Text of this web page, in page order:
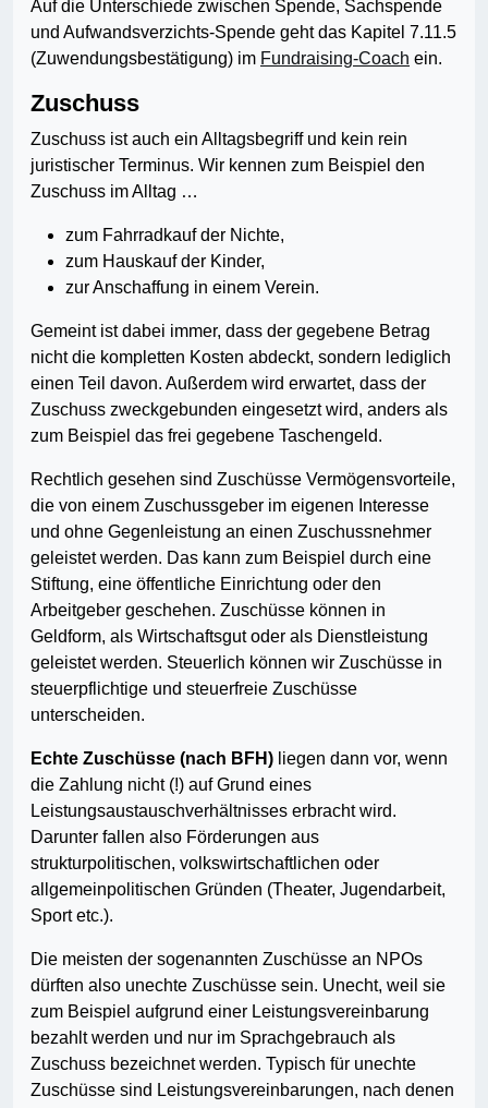
Auf die Unterschiede zwischen Spende, Sachspende
und Aufwandsverzichts-Spende geht das Kapitel 7.11.5
(Zuwendungsbestätigung) im Fundraising-Coach ein.
Zuschuss
Zuschuss ist auch ein Alltagsbegriff und kein rein
juristischer Terminus. Wir kennen zum Beispiel den
Zuschuss im Alltag …
zum Fahrradkauf der Nichte,
zum Hauskauf der Kinder,
zur Anschaffung in einem Verein.
Gemeint ist dabei immer, dass der gegebene Betrag
nicht die kompletten Kosten abdeckt, sondern lediglich
einen Teil davon. Außerdem wird erwartet, dass der
Zuschuss zweckgebunden eingesetzt wird, anders als
zum Beispiel das frei gegebene Taschengeld.
Rechtlich gesehen sind Zuschüsse Vermögensvorteile,
die von einem Zuschussgeber im eigenen Interesse
und ohne Gegenleistung an einen Zuschussnehmer
geleistet werden. Das kann zum Beispiel durch eine
Stiftung, eine öffentliche Einrichtung oder den
Arbeitgeber geschehen. Zuschüsse können in
Geldform, als Wirtschaftsgut oder als Dienstleistung
geleistet werden. Steuerlich können wir Zuschüsse in
steuerpflichtige und steuerfreie Zuschüsse
unterscheiden.
Echte Zuschüsse (nach BFH) liegen dann vor, wenn
die Zahlung nicht (!) auf Grund eines
Leistungsaustauschverhältnisses erbracht wird.
Darunter fallen also Förderungen aus
strukturpolitischen, volkswirtschaftlichen oder
allgemeinpolitischen Gründen (Theater, Jugendarbeit,
Sport etc.).
Die meisten der sogenannten Zuschüsse an NPOs
dürften also unechte Zuschüsse sein. Unecht, weil sie
zum Beispiel aufgrund einer Leistungsvereinbarung
bezahlt werden und nur im Sprachgebrauch als
Zuschuss bezeichnet werden. Typisch für unechte
Zuschüsse sind Leistungsvereinbarungen, nach denen